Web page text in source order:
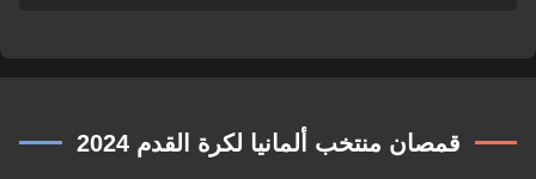
قمصان منتخب ألمانيا لكرة القدم 2024